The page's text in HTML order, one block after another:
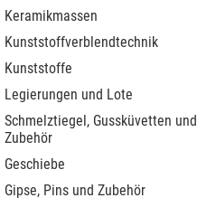
Keramikmassen
Kunststoffverblendtechnik
Kunststoffe
Legierungen und Lote
Schmelztiegel, Gussküvetten und
Zubehör
Geschiebe
Gipse, Pins und Zubehör